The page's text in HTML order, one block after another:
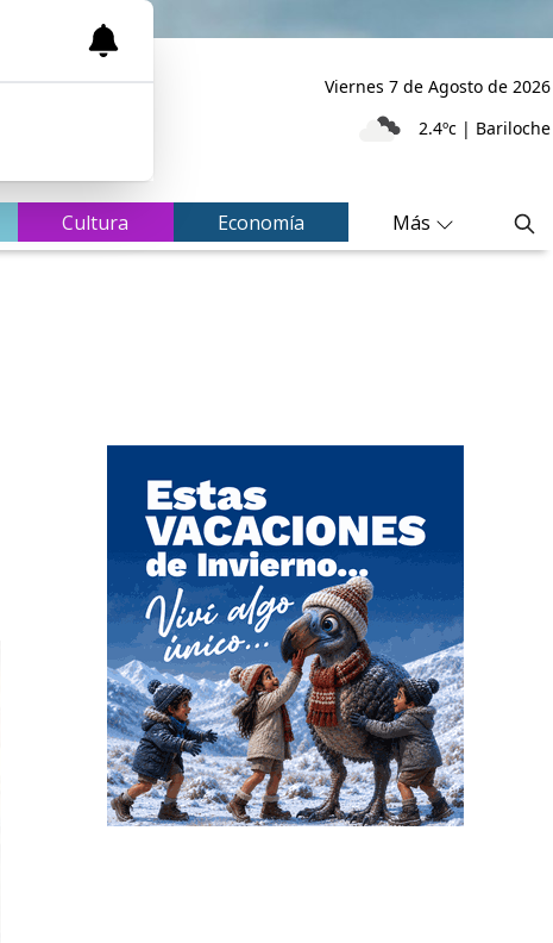
Viernes 7 de Agosto de 2026
2.4ºc | Bariloche
Cultura Economía Más